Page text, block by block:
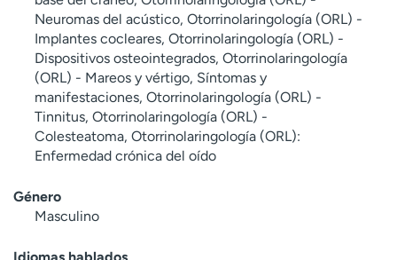
Neuromas del acústico, Otorrinolaringología (ORL) -
Implantes cocleares, Otorrinolaringología (ORL) -
Dispositivos osteointegrados, Otorrinolaringología
(ORL) - Mareos y vértigo, Síntomas y
manifestaciones, Otorrinolaringología (ORL) -
Tinnitus, Otorrinolaringología (ORL) -
Colesteatoma, Otorrinolaringología (ORL):
Enfermedad crónica del oído
Género
Masculino